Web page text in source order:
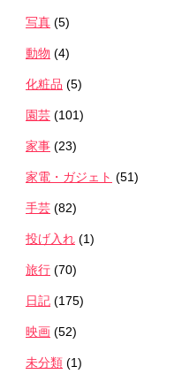
写真 (5)
動物 (4)
化粧品 (5)
園芸 (101)
家事 (23)
家電・ガジェト (51)
手芸 (82)
投げ入れ (1)
旅行 (70)
日記 (175)
映画 (52)
未分類 (1)